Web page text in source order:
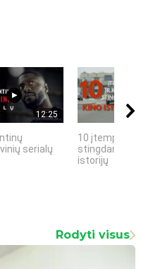
12:25
serialų
10 įtemptų,
stingdančių
istorijų
Rodyti visus